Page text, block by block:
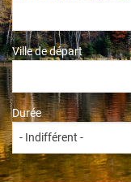
Ville de départ
Durée